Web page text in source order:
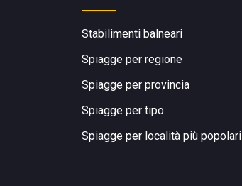
Stabilimenti balneari
Spiagge per regione
Spiagge per provincia
Spiagge per tipo
Spiagge per località più popolari